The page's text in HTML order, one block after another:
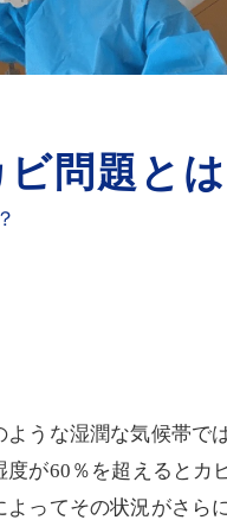
問題と
うな湿潤な気候帯で
が60％を超えると
ってその状況がさら